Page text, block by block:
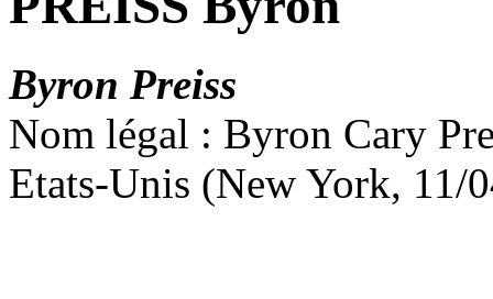
Byron Preiss
Nom légal : Byron Cary
Etats-Unis (New York, 11/